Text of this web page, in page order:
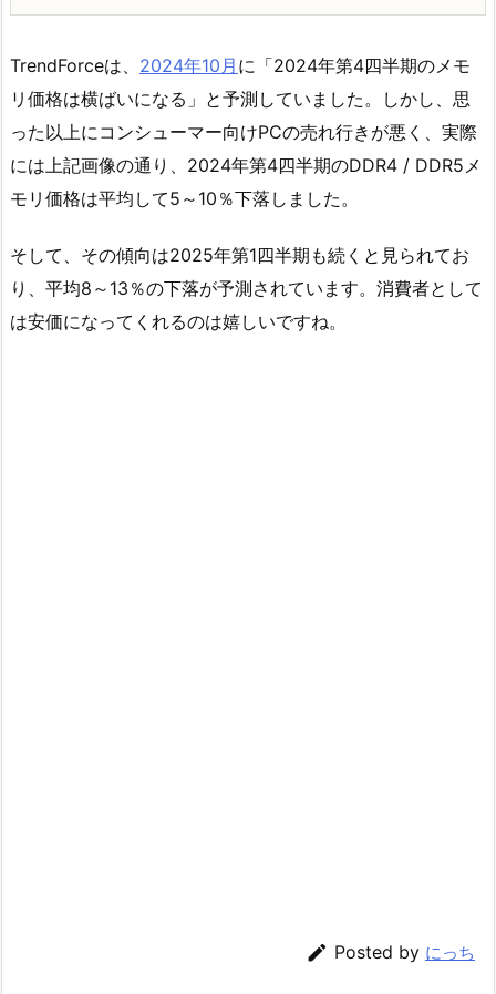
TrendForceは、 2024年10月 に「2024年第4四半期のメモ
リ価格は横ばいになる」と予測していました。しかし、思
った以上にコンシューマー向けPCの売れ行きが悪く、実際
には上記画像の通り、2024年第4四半期のDDR4 / DDR5メ
モリ価格は平均して5～10％下落しました。
そして、その傾向は2025年第1四半期も続くと見られてお
り、平均8～13％の下落が予測されています。消費者として
は安価になってくれるのは嬉しいですね。
 Posted by にっち